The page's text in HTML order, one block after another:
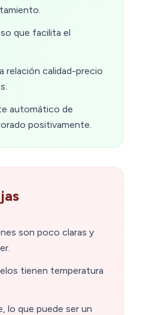
que facilita el
relación calidad-precio
automático de
positivamente.
son poco claras y
tienen temperatura
lo que puede ser un